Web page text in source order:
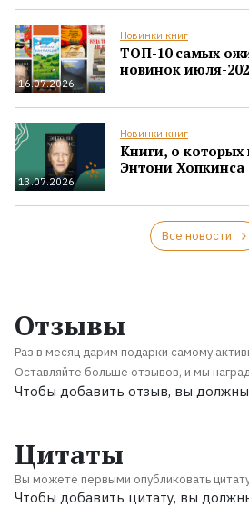
16.07.2026
Новинки книг
ТОП-10 самых
новинок июля-
13.07.2026
Новинки книг
Книги, о
Энтони Хопкинса
Все новости
Отзывы
Раз в месяц дарим подарки самому
Оставляйте больше отзывов, и мы
Чтобы добавить отзыв, вы должны
Цитаты
Вы можете первыми опубликовать
Чтобы добавить цитату, вы